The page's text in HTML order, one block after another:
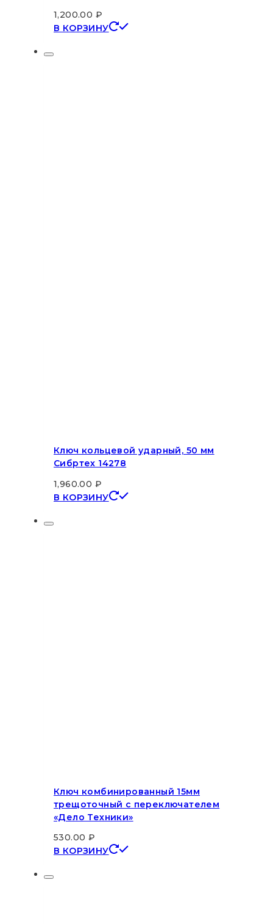
1,200.00 ₽
В КОРЗИНУ
Ключ кольцевой ударный, 50 мм
Сибртех 14278
1,960.00 ₽
В КОРЗИНУ
Ключ комбинированный 15мм
трещоточный с переключателем
«Дело Техники»
530.00 ₽
В КОРЗИНУ